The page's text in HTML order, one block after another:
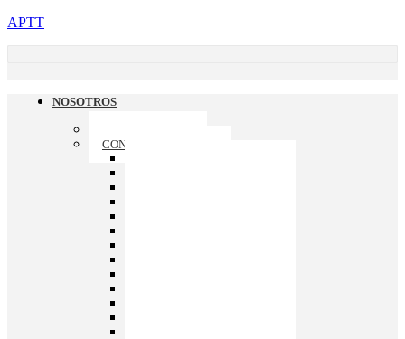
APTT
NOSOTROS
CONSEJO DIRECTIVO